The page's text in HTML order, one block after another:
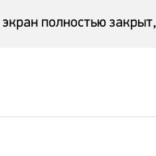
полностью